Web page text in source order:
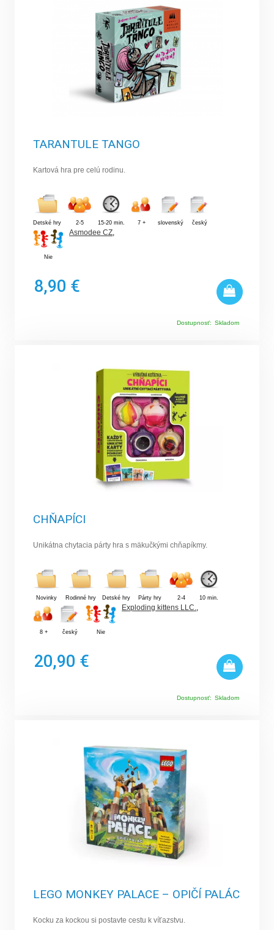
TARANTULE TANGO
Kartová hra pre celú rodinu.
Detské hry 2-5 15-20 min. 7 + slovenský český
Nie
Asmodee CZ,
8,90 €
Dostupnosť: Skladom
CHŇAPÍCI
Unikátna chytacia párty hra s mäkučkými chňapíkmy.
Novinky Rodinné hry Detské hry Párty hry 2-4 10 min.
8 + český Nie
Exploding kittens LLC.,
20,90 €
Dostupnosť: Skladom
LEGO MONKEY PALACE – OPIČÍ PALÁC
Kocku za kockou si postavte cestu k víťazstvu.